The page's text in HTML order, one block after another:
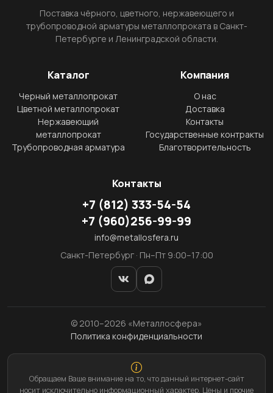
Поставка чёрного, цветного, нержавеющего и
трубопроводной арматуры металлопроката в Санкт-
Петербурге и Ленинградской области.
Каталог
Черный металлопрокат
Цветной металлопрокат
Нержавеющий
металлопрокат
Трубопроводная арматура
Компания
О нас
Доставка
Контакты
Государственные контракты
Благотворительность
Контакты
+7 (812) 333-54-54
+7 (960)256-99-99
info@metallosfera.ru
Санкт-Петербург · Пн–Пт 9:00–17:00
© 2010–2026 «Металлосфера»
Политика конфиденциальности
Обращаем Ваше внимание на то, что данный интернет-сайт
носит исключительно информационный характер. Цены и прочие